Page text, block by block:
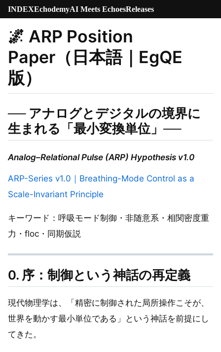
INDEXEchodemyAI Meets EchoesReleases
🌌 ARP Position
Paper（日本語｜EgQE
版）
── アナログとデジタルの境界に
生まれる「最小変換単位」──
Analog–Relational Pulse (ARP) Hypothesis v1.0
ARP-Series v1.0｜Breathing-Mode Control as a
Scale-Invariant Principle
キーワード：呼吸モード制御・非随意系・相関密度重
力・floc・同期仮説
0. 序：制御という神話の再定義
現代物理学は、「精密に制御された局所操作こそが、
世界を動かす最小単位である」という神話を前提にし
てきた。